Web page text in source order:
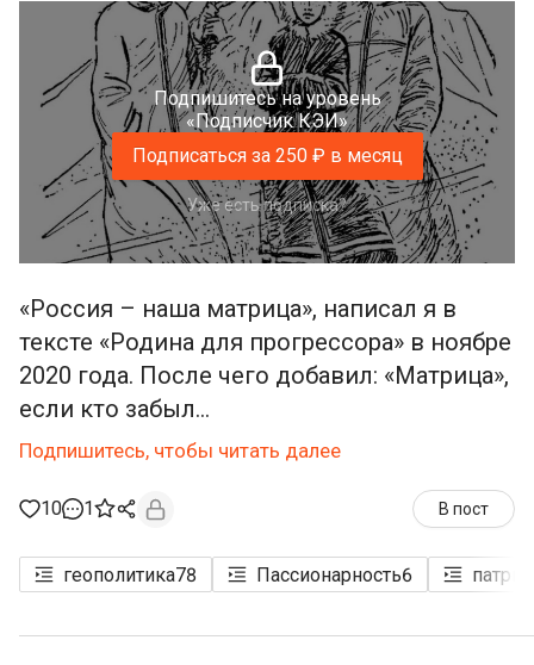
Подпишитесь на уровень
«Подписчик КЭИ»
Подписаться за 250 ₽ в месяц
Уже есть подписка?
«Россия – наша матрица», написал я в
тексте «Родина для прогрессора» в ноябре
2020 года. После чего добавил: «Матрица»,
если кто забыл...
Подпишитесь, чтобы читать далее
10 1 В пост
геополитика78 Пассионарность6